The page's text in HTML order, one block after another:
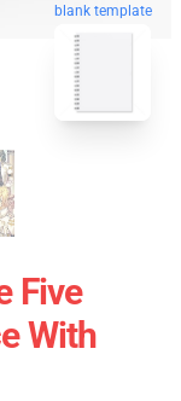
blank template
Five
With